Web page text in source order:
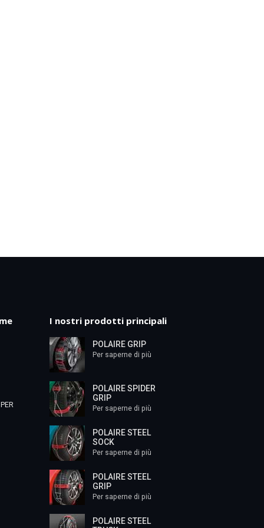
I nostri prodotti principali
POLAIRE GRIP
Per saperne di più
POLAIRE SPIDER
GRIP
Per saperne di più
POLAIRE STEEL
SOCK
Per saperne di più
POLAIRE STEEL
GRIP
Per saperne di più
POLAIRE STEEL